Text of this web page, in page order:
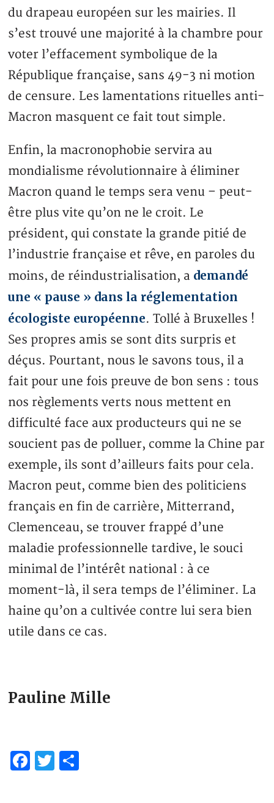
du drapeau européen sur les mairies. Il
s’est trouvé une majorité à la chambre pour
voter l’effacement symbolique de la
République française, sans 49-3 ni motion
de censure. Les lamentations rituelles anti-
Macron masquent ce fait tout simple.
Enfin, la macronophobie servira au
mondialisme révolutionnaire à éliminer
Macron quand le temps sera venu – peut-
être plus vite qu’on ne le croit. Le
président, qui constate la grande pitié de
l’industrie française et rêve, en paroles du
moins, de réindustrialisation, a demandé
une « pause » dans la réglementation
écologiste européenne. Tollé à Bruxelles !
Ses propres amis se sont dits surpris et
déçus. Pourtant, nous le savons tous, il a
fait pour une fois preuve de bon sens : tous
nos règlements verts nous mettent en
difficulté face aux producteurs qui ne se
soucient pas de polluer, comme la Chine par
exemple, ils sont d’ailleurs faits pour cela.
Macron peut, comme bien des politiciens
français en fin de carrière, Mitterrand,
Clemenceau, se trouver frappé d’une
maladie professionnelle tardive, le souci
minimal de l’intérêt national : à ce
moment-là, il sera temps de l’éliminer. La
haine qu’on a cultivée contre lui sera bien
utile dans ce cas.
Pauline Mille
Facebook
Twitter